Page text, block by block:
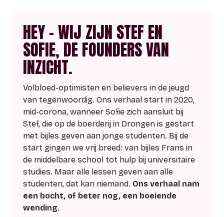
ONTDEK MAX
STRIVE BY INZICHT
Privé-onderwijs op maat van ambitieuze
topsporters zoals jij, die hun
sportschema en studie willen
combineren.
ONTDEK ONS AANBOD
hoe we werken, in 7 duidelijke punten.
VEELGESTELDE VRAGEN
Heb je nogandere vragen?Da’s normaal.
No worries, hier vind je alle antwoorden.
NAAR DE FAQ’S
HEY - WIJ ZIJN STEF EN
SOFIE, DE FOUNDERS VAN
INZICHT.
Volbloed-optimisten en believers in de jeugd
van tegenwoordig. Ons verhaal start in 2020,
mid-corona, wanneer Sofie zich aansluit bij
Stef, die op de boerderij in Drongen is gestart
met bijles geven aan jonge studenten. Bij de
start gingen we vrij breed: van bijles Frans in
de middelbare school tot hulp bij universitaire
studies. Maar alle lessen geven aan alle
studenten, dat kan niemand. Ons verhaal nam
een bocht, of beter nog, een boeiende
wending.